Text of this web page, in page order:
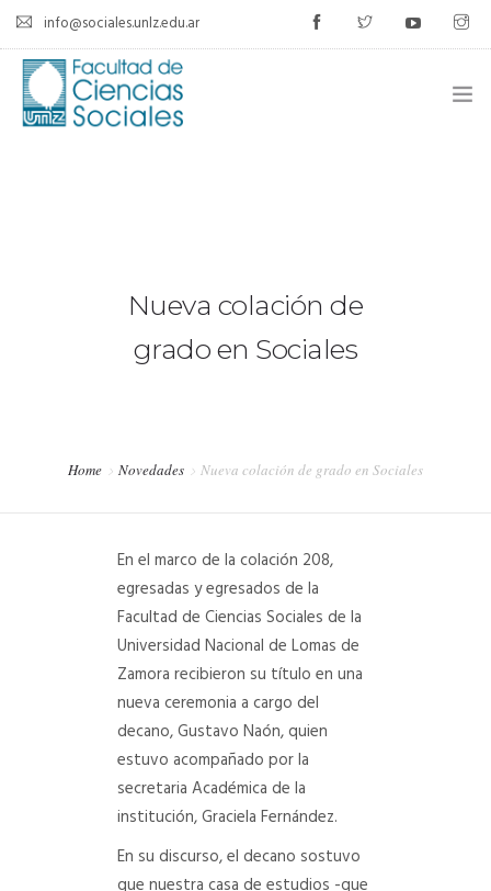
info@sociales.unlz.edu.ar
CALENDARIO ACADÉMICO
SIU-GUARANÍ
RADIO CONURBANA
Nueva colación de
grado en Sociales
Home Novedades Nueva colación de grado en Sociales
En el marco de la colación 208,
egresadas y egresados de la
Facultad de Ciencias Sociales de la
Universidad Nacional de Lomas de
Zamora recibieron su título en una
nueva ceremonia a cargo del
decano, Gustavo Naón, quien
estuvo acompañado por la
secretaria Académica de la
institución, Graciela Fernández.
En su discurso, el decano sostuvo
que nuestra casa de estudios -que